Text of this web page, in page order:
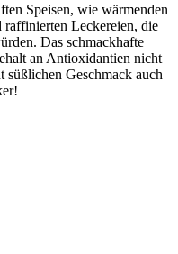
Speisen, wie wärmenden
raffinierten Leckereien, die
Das schmackhafte
an Antioxidantien nicht
süßlichen Geschmack auch